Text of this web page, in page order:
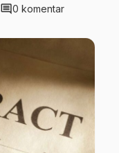
comment0 komentar